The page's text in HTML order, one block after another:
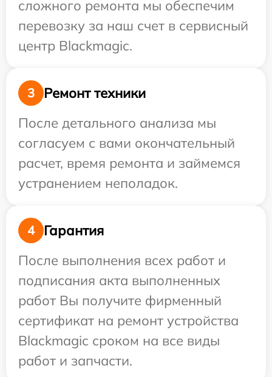
сложного ремонта мы обеспечим
перевозку за наш счет в сервисный
центр Blackmagic.
3
Ремонт техники
После детального анализа мы
согласуем с вами окончательный
расчет, время ремонта и займемся
устранением неполадок.
4
Гарантия
После выполнения всех работ и
подписания акта выполненных
работ Вы получите фирменный
сертификат на ремонт устройства
Blackmagic сроком на все виды
работ и запчасти.